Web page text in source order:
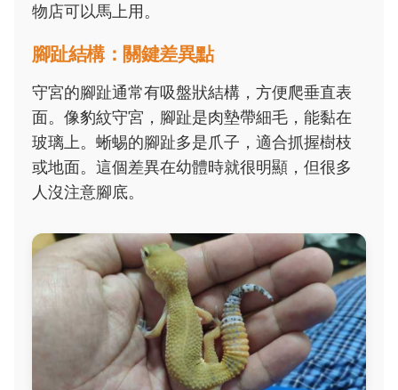
物店可以馬上用。
腳趾結構：關鍵差異點
守宮的腳趾通常有吸盤狀結構，方便爬垂直表
面。像豹紋守宮，腳趾是肉墊帶細毛，能黏在
玻璃上。蜥蜴的腳趾多是爪子，適合抓握樹枝
或地面。這個差異在幼體時就很明顯，但很多
人沒注意腳底。